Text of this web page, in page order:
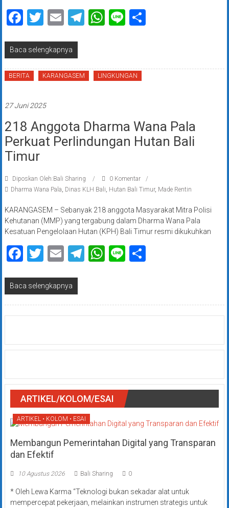
Facebook
Twitter
EmailTelegram
WhatsApp
LineShare
Baca selengkapnya
BERITA KARANGASEM LINGKUNGAN
27 Juni 2025
218 Anggota Dharma Wana Pala
Perkuat Perlindungan Hutan Bali
Timur
Diposkan Oleh:Bali Sharing
0 Komentar
Dharma Wana Pala, Dinas KLH Bali, Hutan Bali Timur, Made Rentin
KARANGASEM – Sebanyak 218 anggota Masyarakat Mitra Polisi
Kehutanan (MMP) yang tergabung dalam Dharma Wana Pala
Kesatuan Pengelolaan Hutan (KPH) Bali Timur resmi dikukuhkan
Facebook
Twitter
EmailTelegram
WhatsApp
LineShare
Baca selengkapnya
ARTIKEL/KOLOM/ESAI
ARTIKEL • KOLOM • ESAI
Membangun Pemerintahan Digital yang Transparan
dan Efektif
10 Agustus 2026 Bali Sharing 0
* Oleh Lewa Karma “Teknologi bukan sekadar alat untuk
mempercepat pekerjaan, melainkan instrumen strategis untuk